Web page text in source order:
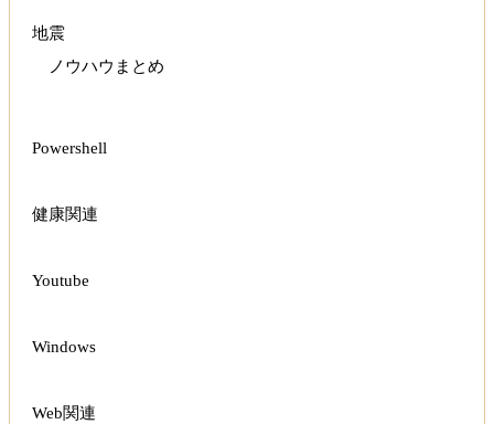
地震
ノウハウまとめ
Powershell
健康関連
Youtube
Windows
Web関連